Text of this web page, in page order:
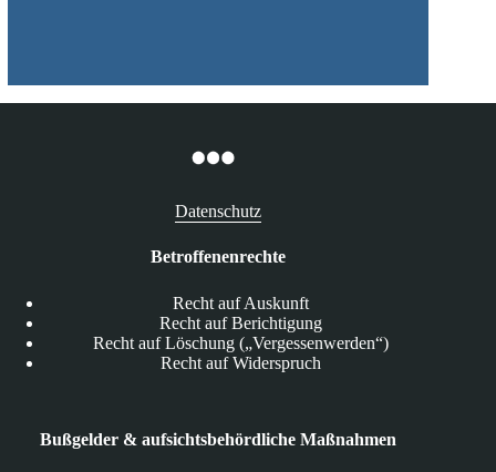
Datenschutz
Betroffenenrechte
Recht auf Auskunft
Recht auf Berichtigung
Recht auf Löschung („Vergessenwerden“)
Recht auf Widerspruch
Bußgelder & aufsichtsbehördliche Maßnahmen